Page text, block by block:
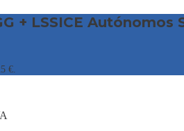
+ LSSICE Autónomos
€.